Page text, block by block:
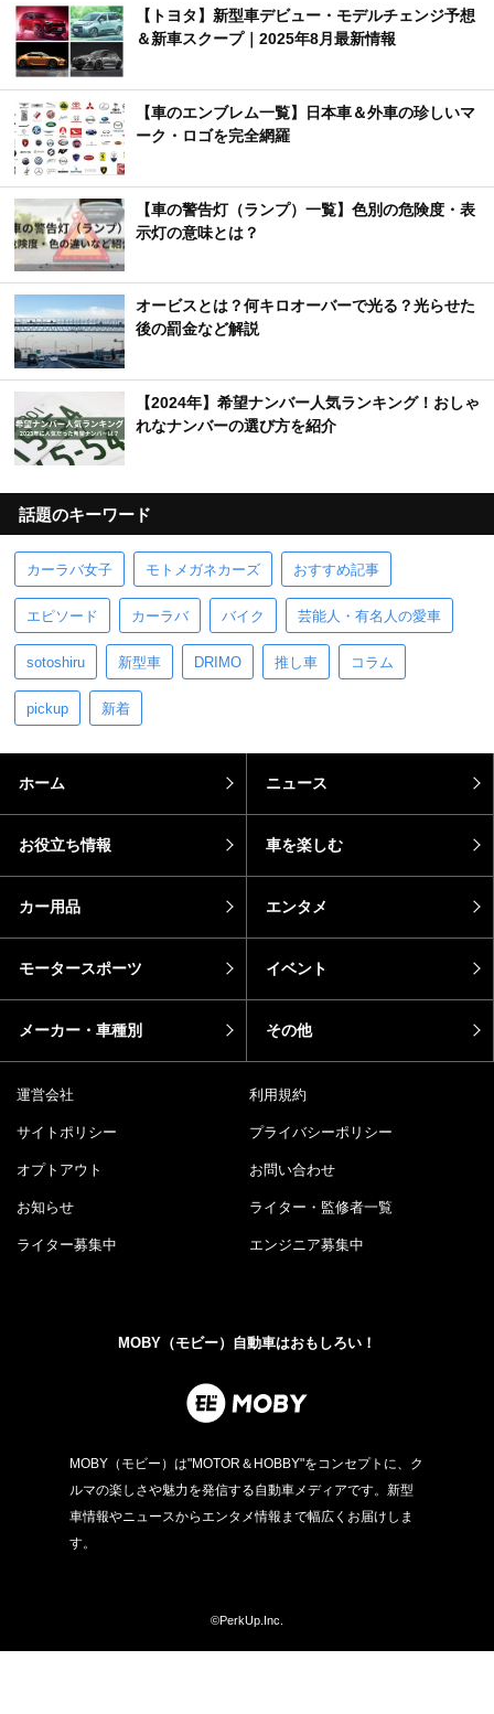
【トヨタ】新型車デビュー・モデルチェンジ予想
＆新車スクープ｜2025年8月最新情報
【車のエンブレム一覧】日本車＆外車の珍しいマ
ーク・ロゴを完全網羅
【車の警告灯（ランプ）一覧】色別の危険度・表
示灯の意味とは？
オービスとは？何キロオーバーで光る？光らせた
後の罰金など解説
【2024年】希望ナンバー人気ランキング！おしゃ
れなナンバーの選び方を紹介
話題のキーワード
カーラバ女子 モトメガネカーズ おすすめ記事
エピソード カーラバ バイク 芸能人・有名人の愛車
sotoshiru 新型車 DRIMO 推し車 コラム
pickup 新着
ホーム ニュース
お役立ち情報 車を楽しむ
カー用品 エンタメ
モータースポーツ イベント
メーカー・車種別 その他
運営会社 利用規約
サイトポリシー プライバシーポリシー
オプトアウト お問い合わせ
お知らせ ライター・監修者一覧
ライター募集中 エンジニア募集中
MOBY（モビー）自動車はおもしろい！
MOBY（モビー）は"MOTOR＆HOBBY"をコンセプトに、ク
ルマの楽しさや魅力を発信する自動車メディアです。新型
車情報やニュースからエンタメ情報まで幅広くお届けしま
す。
©PerkUp.Inc.